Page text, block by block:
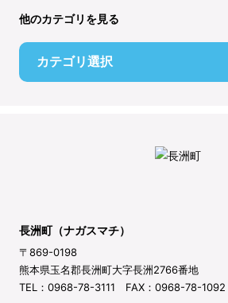
他のカテゴリを見る
カテゴリ選択
長洲町（ナガスマチ）
〒869-0198
熊本県玉名郡長洲町大字長洲2766番地
TEL：0968-78-3111 FAX：0968-78-1092